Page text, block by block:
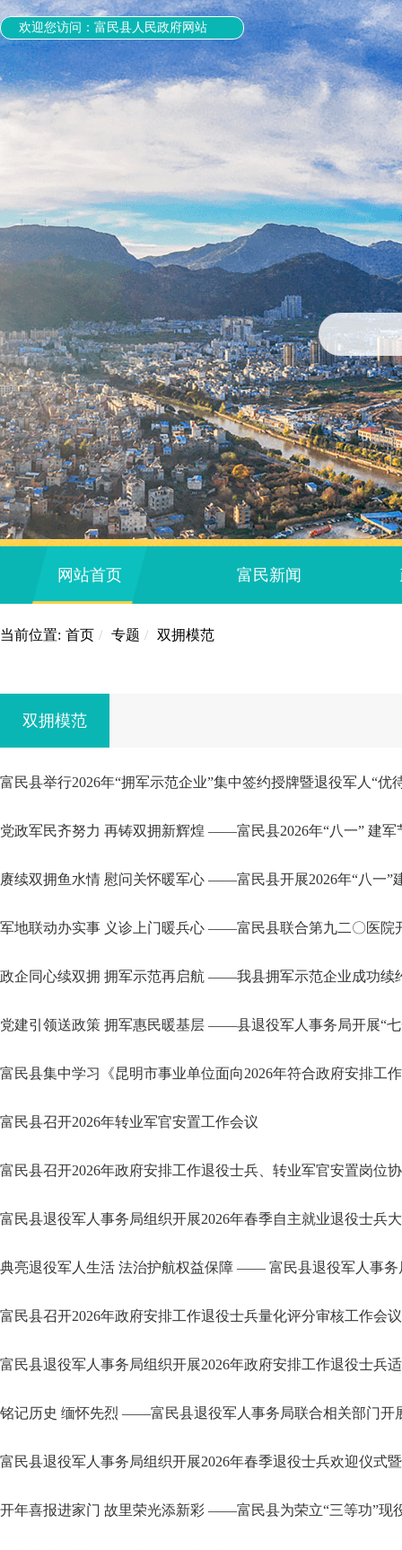
欢迎您访问：富民县人民政府网站
网站首页 富民新闻
当前位置: 首页 / 专题 / 双拥模范
双拥模范
富民县举行2026年“拥军示范企业”集中签约授牌暨退役军人“优
党政军民齐努力 再铸双拥新辉煌 ——富民县2026年“八一” 建军
赓续双拥鱼水情 慰问关怀暖军心 ——富民县开展2026年“八一”
军地联动办实事 义诊上门暖兵心 ——富民县联合第九二〇医院
政企同心续双拥 拥军示范再启航 ——我县拥军示范企业成功续
党建引领送政策 拥军惠民暖基层 ——县退役军人事务局开展“
富民县集中学习《昆明市事业单位面向2026年符合政府安排工
富民县召开2026年转业军官安置工作会议
富民县召开2026年政府安排工作退役士兵、转业军官安置岗位
富民县退役军人事务局组织开展2026年春季自主就业退役士兵
典亮退役军人生活 法治护航权益保障 —— 富民县退役军人事务
富民县召开2026年政府安排工作退役士兵量化评分审核工作会议
富民县退役军人事务局组织开展2026年政府安排工作退役士兵
铭记历史 缅怀先烈 ——富民县退役军人事务局联合相关部门开
富民县退役军人事务局组织开展2026年春季退役士兵欢迎仪式
开年喜报进家门 故里荣光添新彩 ——富民县为荣立“三等功”现